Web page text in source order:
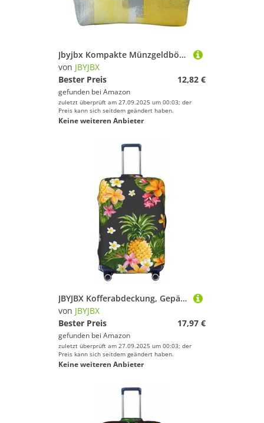
Jbyjbx Kompakte Münzgeldbörse, Motiv: abstrakter Kunstdruck, Grau und Gelb, niedlich, klein, mit Reißverschluss, mit Kussverschluss, für den täglichen Gebrauch und als Geschenk
von JBYJBX
Bester Preis
12,82 €
gefunden bei Amazon
zuletzt überprüft am 27.09.2025 um 00:03; der
Preis kann sich seitdem geändert haben.
Keine weiteren Anbieter
JBYJBX Kofferabdeckung, Gepäckschutz, waschbar, elastisch, modisch, Motiv: tropische Ananas, hawaiianischer Druck, Schwarz, Large
von JBYJBX
Bester Preis
17,97 €
gefunden bei Amazon
zuletzt überprüft am 27.09.2025 um 00:03; der
Preis kann sich seitdem geändert haben.
Keine weiteren Anbieter